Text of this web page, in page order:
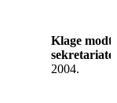
Klage
sekretariatet
2004.